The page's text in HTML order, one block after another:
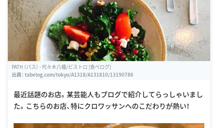
PATH （パス） - 代々木八幡/ビストロ [食べログ]
出典： tabelog.com/tokyo/A1318/A131810/13190786
最近話題のお店。某芸能人もブログで紹介してらっしゃいまし
た。こちらのお店、特にクロワッサンへのこだわりが熱い！